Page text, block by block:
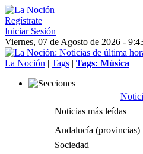
Regístrate
Iniciar Sesión
Viernes, 07 de Agosto de 2026 -
La Noción | Tags | Tags: Música
Noticias más leídas
Andalucía (provincias)
Sociedad